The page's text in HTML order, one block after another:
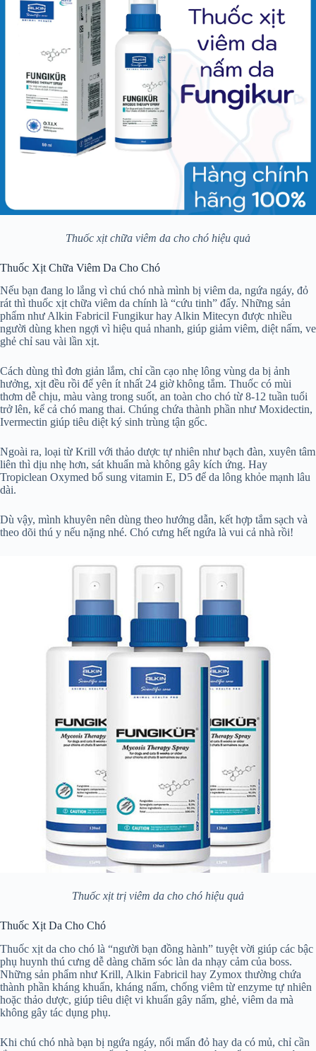
Thuốc xịt chữa viêm da cho chó hiệu quả
Thuốc Xịt Chữa Viêm Da Cho Chó
Nếu bạn đang lo lắng vì chú chó nhà mình bị viêm da, ngứa ngáy, đỏ
rát thì thuốc xịt chữa viêm da chính là “cứu tinh” đấy. Những sản
phẩm như Alkin Fabricil Fungikur hay Alkin Mitecyn được nhiều
người dùng khen ngợi vì hiệu quả nhanh, giúp giảm viêm, diệt nấm, ve
ghẻ chỉ sau vài lần xịt.
Cách dùng thì đơn giản lắm, chỉ cần cạo nhẹ lông vùng da bị ảnh
hưởng, xịt đều rồi để yên ít nhất 24 giờ không tắm. Thuốc có mùi
thơm dễ chịu, màu vàng trong suốt, an toàn cho chó từ 8-12 tuần tuổi
trở lên, kể cả chó mang thai. Chúng chứa thành phần như Moxidectin,
Ivermectin giúp tiêu diệt ký sinh trùng tận gốc.
Ngoài ra, loại từ Krill với thảo dược tự nhiên như bạch đàn, xuyên tâm
liên thì dịu nhẹ hơn, sát khuẩn mà không gây kích ứng. Hay
Tropiclean Oxymed bổ sung vitamin E, D5 để da lông khỏe mạnh lâu
dài.
Dù vậy, mình khuyên nên dùng theo hướng dẫn, kết hợp tắm sạch và
theo dõi thú y nếu nặng nhé. Chó cưng hết ngứa là vui cả nhà rồi!
Thuốc xịt trị viêm da cho chó hiệu quả
Thuốc Xịt Da Cho Chó
Thuốc xịt da cho chó là “người bạn đồng hành” tuyệt vời giúp các bậc
phụ huynh thú cưng dễ dàng chăm sóc làn da nhạy cảm của boss.
Những sản phẩm như Krill, Alkin Fabricil hay Zymox thường chứa
thành phần kháng khuẩn, kháng nấm, chống viêm từ enzyme tự nhiên
hoặc thảo dược, giúp tiêu diệt vi khuẩn gây nấm, ghẻ, viêm da mà
không gây tác dụng phụ.
Khi chú chó nhà bạn bị ngứa ngáy, nổi mẩn đỏ hay da có mủ, chỉ cần